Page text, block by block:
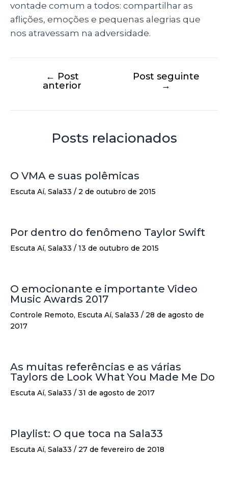
vontade comum a todos: compartilhar as
aflições, emoções e pequenas alegrias que
nos atravessam na adversidade.
← Post
anterior
Post seguinte
→
Posts relacionados
O VMA e suas polêmicas
Escuta Aí, Sala33 / 2 de outubro de 2015
Por dentro do fenômeno Taylor Swift
Escuta Aí, Sala33 / 13 de outubro de 2015
O emocionante e importante Video
Music Awards 2017
Controle Remoto, Escuta Aí, Sala33 / 28 de agosto de
2017
As muitas referências e as várias
Taylors de Look What You Made Me Do
Escuta Aí, Sala33 / 31 de agosto de 2017
Playlist: O que toca na Sala33
Escuta Aí, Sala33 / 27 de fevereiro de 2018